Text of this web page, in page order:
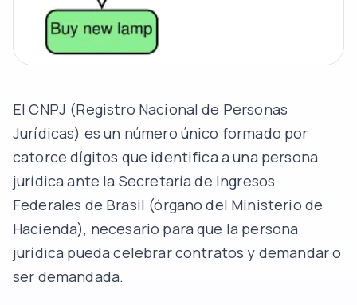
El CNPJ (Registro Nacional de Personas
Jurídicas) es un número único formado por
catorce dígitos que identifica a una persona
jurídica ante la Secretaría de Ingresos
Federales de Brasil (órgano del Ministerio de
Hacienda), necesario para que la persona
jurídica pueda celebrar contratos y demandar o
ser demandada.